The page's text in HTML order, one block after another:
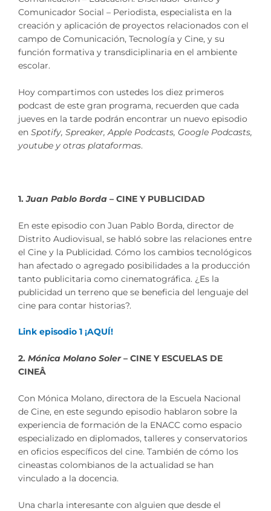
Comunicador Social – Periodista, especialista en la
creación y aplicación de proyectos relacionados con el
campo de Comunicación, Tecnología y Cine, y su
función formativa y transdiciplinaria en el ambiente
escolar.
Hoy compartimos con ustedes los diez primeros
podcast de este gran programa, recuerden que cada
jueves en la tarde podrán encontrar un nuevo episodio
en Spotify, Spreaker, Apple Podcasts, Google Podcasts,
youtube y otras plataformas.
1.Juan Pablo Borda – CINE Y PUBLICIDAD
En este episodio con Juan Pablo Borda, director de
Distrito Audiovisual, se habló sobre las relaciones entre
el Cine y la Publicidad. Cómo los cambios tecnológicos
han afectado o agregado posibilidades a la producción
tanto publicitaria como cinematográfica. ¿Es la
publicidad un terreno que se beneficia del lenguaje del
cine para contar historias?.
Link episodio 1 ¡AQUÍ!
2. Mónica Molano Soler– CINE Y ESCUELAS DE
CINEÂ
Con Mónica Molano, directora de la Escuela Nacional
de Cine, en este segundo episodio hablaron sobre la
experiencia de formación de la ENACC como espacio
especializado en diplomados, talleres y conservatorios
en oficios específicos del cine. También de cómo los
cineastas colombianos de la actualidad se han
vinculado a la docencia.
Una charla interesante con alguien que desde el